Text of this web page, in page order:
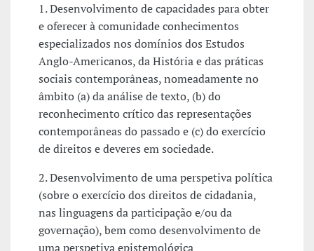
1. Desenvolvimento de capacidades para obter
e oferecer à comunidade conhecimentos
especializados nos domínios dos Estudos
Anglo-Americanos, da História e das práticas
sociais contemporâneas, nomeadamente no
âmbito (a) da análise de texto, (b) do
reconhecimento crítico das representações
contemporâneas do passado e (c) do exercício
de direitos e deveres em sociedade.
2. Desenvolvimento de uma perspetiva política
(sobre o exercício dos direitos de cidadania,
nas linguagens da participação e/ou da
governação), bem como desenvolvimento de
uma perspetiva epistemológica